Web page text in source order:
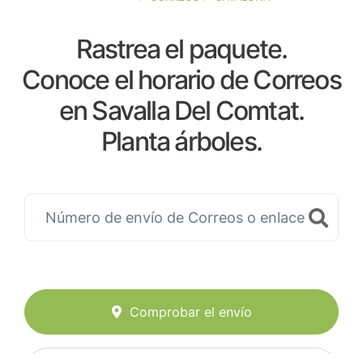
Rastrea el paquete.
Conoce el horario de Correos
en Savalla Del Comtat.
Planta árboles.
Comprobar el envío